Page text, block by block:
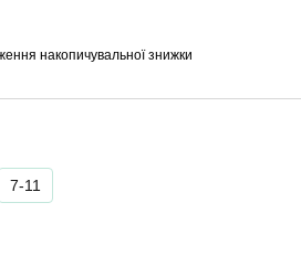
накопичувальної знижки
7-11